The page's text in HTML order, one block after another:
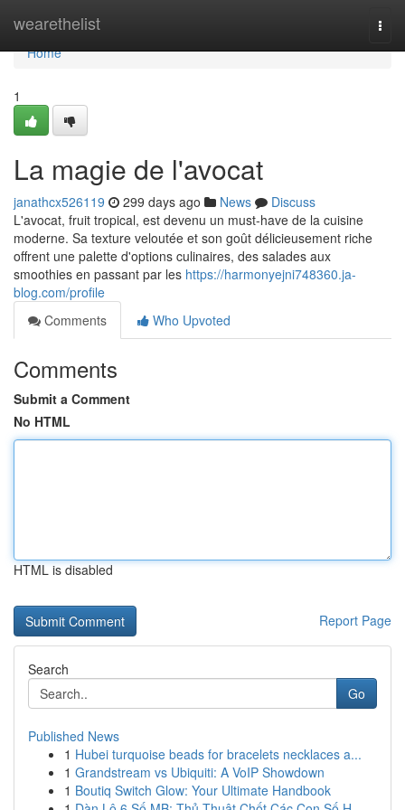
wearethelist
Home
Home
1
La magie de l'avocat
janathcx526119 299 days ago News
Discuss
L'avocat, fruit tropical, est devenu un must-have de la cuisine
moderne. Sa texture veloutée et son goût délicieusement riche
offrent une palette d'options culinaires, des salades aux
smoothies en passant par les https://harmonyejni748360.ja-
blog.com/profile
Comments
Who Upvoted
Comments
Submit a Comment
No HTML
HTML is disabled
Report Page
Search
Go
Published News
1 Hubei turquoise beads for bracelets necklaces a...
1 Grandstream vs Ubiquiti: A VoIP Showdown
1 Boutiq Switch Glow: Your Ultimate Handbook